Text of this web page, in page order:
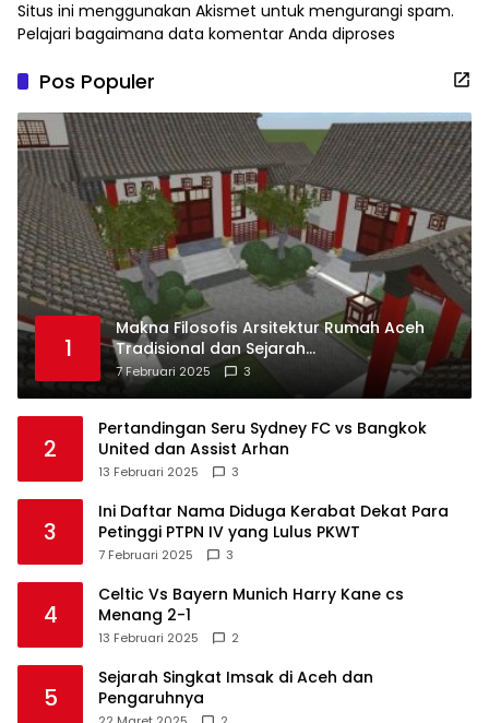
Situs ini menggunakan Akismet untuk mengurangi spam.
Pelajari bagaimana data komentar Anda diproses
Pos Populer
1
Makna Filosofis Arsitektur Rumah Aceh
Tradisional dan Sejarah
Perkembangannya
7 Februari 2025 3
2
Pertandingan Seru Sydney FC vs Bangkok
United dan Assist Arhan
13 Februari 2025 3
3
Ini Daftar Nama Diduga Kerabat Dekat Para
Petinggi PTPN IV yang Lulus PKWT
7 Februari 2025 3
4
Celtic Vs Bayern Munich Harry Kane cs
Menang 2-1
13 Februari 2025 2
5
Sejarah Singkat Imsak di Aceh dan
Pengaruhnya